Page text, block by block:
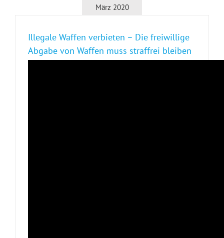
März 2020
Illegale Waffen verbieten – Die freiwillige
Abgabe von Waffen muss straffrei bleiben